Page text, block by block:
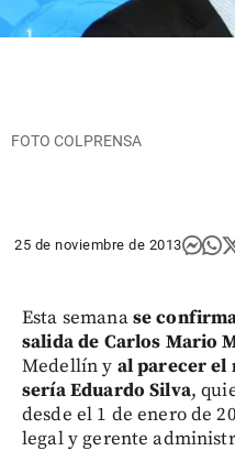
FOTO COLPRENSA
25 de noviembre de 2013
Esta semanase
salida de Carlos Mario
Medellín y al parecer el
sería Eduardo Silva,
desde el 1 de enero de
legal y gerente